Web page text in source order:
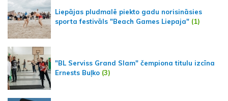
Liepājas pludmalē piekto gadu norisināsies
sporta festivāls "Beach Games Liepaja" (1)
"BL Serviss Grand Slam" čempiona titulu izcīna
Ernests Buļko (3)